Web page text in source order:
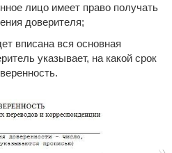
лицо имеет право получать
доверителя;
вписана вся основная
указывает, на какой срок